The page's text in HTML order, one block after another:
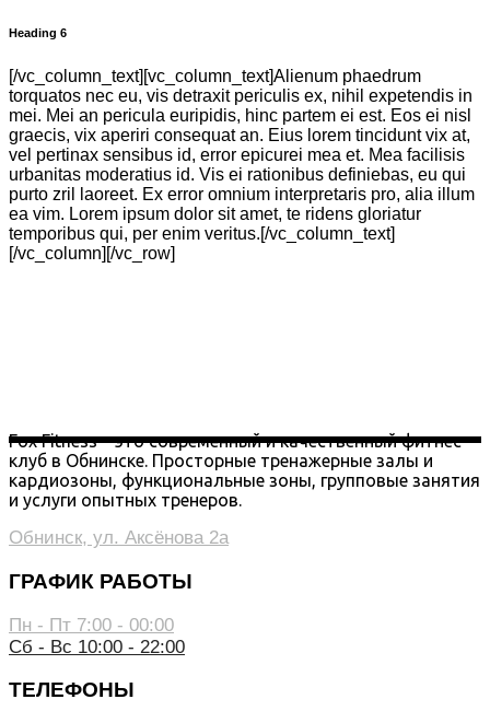
Heading 6
[/vc_column_text][vc_column_text]Alienum phaedrum
torquatos nec eu, vis detraxit periculis ex, nihil expetendis in
mei. Mei an pericula euripidis, hinc partem ei est. Eos ei nisl
graecis, vix aperiri consequat an. Eius lorem tincidunt vix at,
vel pertinax sensibus id, error epicurei mea et. Mea facilisis
urbanitas moderatius id. Vis ei rationibus definiebas, eu qui
purto zril laoreet. Ex error omnium interpretaris pro, alia illum
ea vim. Lorem ipsum dolor sit amet, te ridens gloriatur
temporibus qui, per enim veritus.[/vc_column_text]
[/vc_column][/vc_row]
Fox Fitness – это современный и качественный фитнес-
клуб в Обнинске. Просторные тренажерные залы и
кардиозоны, функциональные зоны, групповые занятия
и услуги опытных тренеров.
Обнинск, ул. Аксёнова 2а
ГРАФИК РАБОТЫ
Пн - Пт 7:00 - 00:00
Сб - Вс 10:00 - 22:00
ТЕЛЕФОНЫ